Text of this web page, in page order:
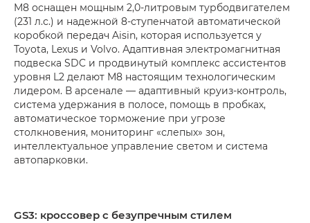
M8 оснащен мощным 2,0-литровым турбодвигателем
(231 л.с.) и надежной 8-ступенчатой автоматической
коробкой передач Aisin, которая используется у
Toyota, Lexus и Volvo. Адаптивная электромагнитная
подвеска SDC и продвинутый комплекс ассистентов
уровня L2 делают М8 настоящим технологическим
лидером. В арсенале — адаптивный круиз-контроль,
система удержания в полосе, помощь в пробках,
автоматическое торможение при угрозе
столкновения, мониторинг «слепых» зон,
интеллектуальное управление светом и система
автопарковки.
GS3: кроссовер с безупречным стилем